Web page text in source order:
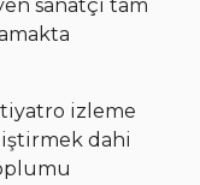
sanatçı tam
tiyatro izleme
dahi